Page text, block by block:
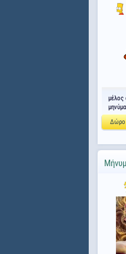
μέλος
Δώρο